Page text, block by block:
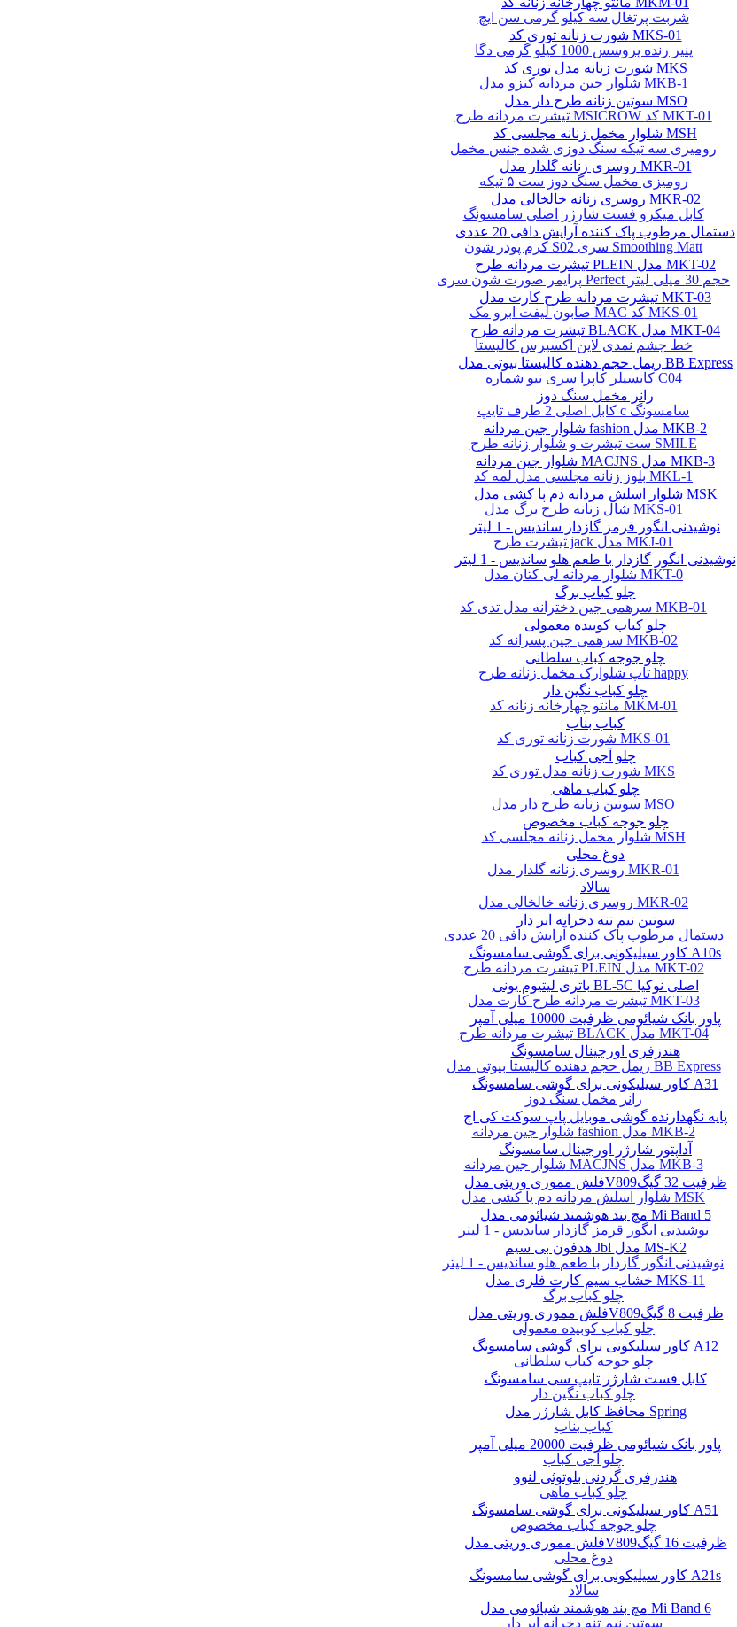
شربت پرتغال سه کیلو گرمی سن ایچ
پنیر رنده پروسس 1000 کیلو گرمی دگا
شلوار جین مردانه کنزو مدل MKB-1
تیشرت مردانه طرح MSICROW کد MKT-01
رومیزی سه تیکه سنگ دوزی شده جنس مخمل
رومیزی مخمل سنگ دوز ست ۵ تیکه
کابل میکرو فست شارژر اصلی سامسونگ
کرم پودر شون S02 سری Smoothing Matt
پرایمر صورت شون سری Perfect حجم 30 میلی لیتر
صابون لیفت ابرو مک MAC کد MKS-01
خط چشم نمدی لاین اکسپرس کالیستا
کانسیلر کاپرا سری نیو شماره C04
کابل اصلی 2 طرف تایپ c سامسونگ
ست تیشرت و شلوار زنانه طرح SMILE
بلوز زنانه مجلسی مدل لمه کد MKL-1
شال زنانه طرح برگ مدل MKS-01
تیشرت طرح jack مدل MKJ-01
شلوار مردانه لی کتان مدل MKT-0
سرهمی جین دخترانه مدل تدی کد MKB-01
سرهمی جین پسرانه کد MKB-02
تاپ شلوارک مخمل زنانه طرح happy
مانتو چهارخانه زنانه کد MKM-01
شورت زنانه توری کد MKS-01
شورت زنانه مدل توری کد MKS
سوتین زنانه طرح دار مدل MSO
شلوار مخمل زنانه مجلسی کد MSH
روسری زنانه گلدار مدل MKR-01
روسری زنانه خالخالی مدل MKR-02
دستمال مرطوب پاک کننده آرایش دافی 20 عددی
تیشرت مردانه طرح PLEIN مدل MKT-02
تیشرت مردانه طرح کارت مدل MKT-03
تیشرت مردانه طرح BLACK مدل MKT-04
ریمل حجم دهنده کالیستا بیوتی مدل BB Express
رانر مخمل سنگ دوز
شلوار جین مردانه fashion مدل MKB-2
شلوار جین مردانه MACJNS مدل MKB-3
شلوار اسلش مردانه دم پا کشی مدل MSK
نوشیدنی انگور قرمز گازدار ساندیس - 1 لیتر
نوشیدنی انگور گازدار با طعم هلو ساندیس - 1 لیتر
چلو کباب برگ
چلو کباب کوبیده معمولی
چلو جوجه کباب سلطانی
چلو کباب نگین دار
کباب بناب
چلو آجی کباب
چلو کباب ماهی
چلو جوجه کباب مخصوص
دوغ محلی
سالاد
سوتین نیم تنه دخرانه ابر دار
شورت زنانه توری کد MKS-01
شورت زنانه مدل توری کد MKS
سوتین زنانه طرح دار مدل MSO
شلوار مخمل زنانه مجلسی کد MSH
روسری زنانه گلدار مدل MKR-01
روسری زنانه خالخالی مدل MKR-02
دستمال مرطوب پاک کننده آرایش دافی 20 عددی
تیشرت مردانه طرح PLEIN مدل MKT-02
تیشرت مردانه طرح کارت مدل MKT-03
تیشرت مردانه طرح BLACK مدل MKT-04
ریمل حجم دهنده کالیستا بیوتی مدل BB Express
رانر مخمل سنگ دوز
شلوار جین مردانه fashion مدل MKB-2
شلوار جین مردانه MACJNS مدل MKB-3
شلوار اسلش مردانه دم پا کشی مدل MSK
نوشیدنی انگور قرمز گازدار ساندیس - 1 لیتر
نوشیدنی انگور گازدار با طعم هلو ساندیس - 1 لیتر
چلو کباب برگ
چلو کباب کوبیده معمولی
چلو جوجه کباب سلطانی
چلو کباب نگین دار
کباب بناب
چلو آجی کباب
چلو کباب ماهی
چلو جوجه کباب مخصوص
دوغ محلی
سالاد
سوتین نیم تنه دخرانه ابر دار
کاور سیلیکونی برای گوشی سامسونگ A10s
باتری لیتیوم یونی BL-5C اصلی نوکیا
پاور بانک شیائومی ظرفیت 10000 میلی آمپر
هندزفری اورجینال سامسونگ
کاور سیلیکونی برای گوشی سامسونگ A31
پایه نگهدارنده گوشی موبایل پاپ سوکت کی اچ
آداپتور شارژر اورجینال سامسونگ
فلش مموری وریتی مدلV809ظرفیت 32 گیگ
مچ بند هوشمند شیائومی مدل Mi Band 5
هدفون بی سیم Jbl مدل MS-K2
خشاب سیم کارت فلزی مدل MKS-11
فلش مموری وریتی مدلV809ظرفیت 8 گیگ
کاور سیلیکونی برای گوشی سامسونگ A12
کابل فست شارژر تایپ سی سامسونگ
محافظ کابل شارژر مدل Spring
پاور بانک شیائومی ظرفیت 20000 میلی آمپر
هندزفری گردنی بلوتوثی لنوو
کاور سیلیکونی برای گوشی سامسونگ A51
فلش مموری وریتی مدلV809ظرفیت 16 گیگ
کاور سیلیکونی برای گوشی سامسونگ A21s
مچ بند هوشمند شیائومی مدل Mi Band 6